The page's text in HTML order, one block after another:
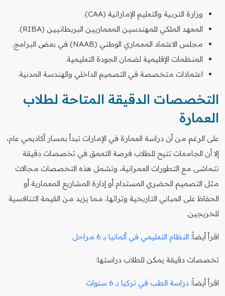
وزارة التربية والتعليم الإماراتية (CAA).
المعهد الملكي للمهندسين المعماريين البريطانيين (RIBA).
مجلس الاعتماد المعماري الوطني (NAAB) في بعض البرامج.
المنظمات الإقليمية لضمان الجودة التعليمية.
اعتمادات متخصصة في التصميم الداخلي والهندسة المدنية.
التخصصات الدقيقة المتاحة لطلاب
العمارة
على الرغم من أن دراسة العمارة في الإمارات تبدأ بمسار أكاديمي عام،
إلا أن الجامعات تتيح للطلاب فرصة التعمق في تخصصات دقيقة
تتماشى مع التطورات العمرانية، وتشمل هذه التخصصات مجالات
مثل التصميم الحضري المستدام أو إدارة المشاريع المعمارية أو
الحفاظ على المباني التاريخية وتراثها، مما يزيد من القيمة التنافسية
للخريجين.
اقرأ أيضاً: النظام التعليمي في ألمانيا بـ 6 مراحل
تخصصات دقيقة يمكن للطلاب دراستها:
اقرأ أيضاً: دراسة الطب في تركيا بـ 6 سنوات